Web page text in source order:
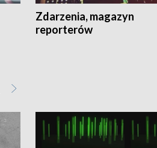
Zdarzenia, magazyn
reporterów